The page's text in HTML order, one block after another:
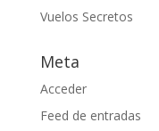
Vuelos Secretos
Meta
Acceder
Feed de entradas